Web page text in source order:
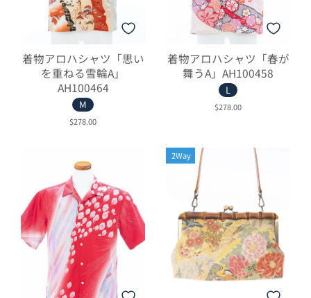
着物アロハシャツ「思い
を重ねる雪輪A」
AH100464
M
$278.00
着物アロハシャツ「春が
舞うA」AH100458
L
$278.00
2Way